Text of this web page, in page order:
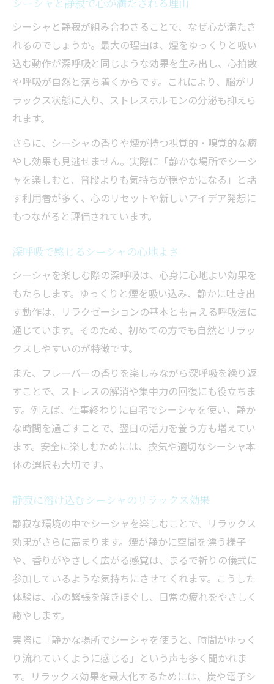
シーシャと静寂が組み合わさることで、なぜ心が満たさ
れるのでしょうか。最大の理由は、煙をゆっくりと吸い
込む動作が深呼吸と同じような効果を生み出し、心拍数
や呼吸が自然と落ち着くからです。これにより、脳がリ
ラックス状態に入り、ストレスホルモンの分泌も抑えら
れます。
さらに、シーシャの香りや煙が持つ視覚的・嗅覚的な癒
やし効果も見逃せません。実際に「静かな場所でシーシ
ャを楽しむと、普段よりも気持ちが穏やかになる」と話
す利用者が多く、心のリセットや新しいアイデア発想に
もつながると評価されています。
深呼吸で感じるシーシャの心地よさ
シーシャを楽しむ際の深呼吸は、心身に心地よい効果を
もたらします。ゆっくりと煙を吸い込み、静かに吐き出
す動作は、リラクゼーションの基本とも言える呼吸法に
通じています。そのため、初めての方でも自然とリラッ
クスしやすいのが特徴です。
また、フレーバーの香りを楽しみながら深呼吸を繰り返
すことで、ストレスの解消や集中力の回復にも役立ちま
す。例えば、仕事終わりに自宅でシーシャを使い、静か
な時間を過ごすことで、翌日の活力を養う方も増えてい
ます。安全に楽しむためには、換気や適切なシーシャ本
体の選択も大切です。
静寂に溶け込むシーシャのリラックス効果
静寂な環境の中でシーシャを楽しむことで、リラックス
効果がさらに高まります。煙が静かに空間を漂う様子
や、香りがやさしく広がる感覚は、まるで祈りの儀式に
参加しているような気持ちにさせてくれます。こうした
体験は、心の緊張を解きほぐし、日常の疲れをやさしく
癒やします。
実際に「静かな場所でシーシャを使うと、時間がゆっく
り流れていくように感じる」という声も多く聞かれま
す。リラックス効果を最大化するためには、炭や電子シ